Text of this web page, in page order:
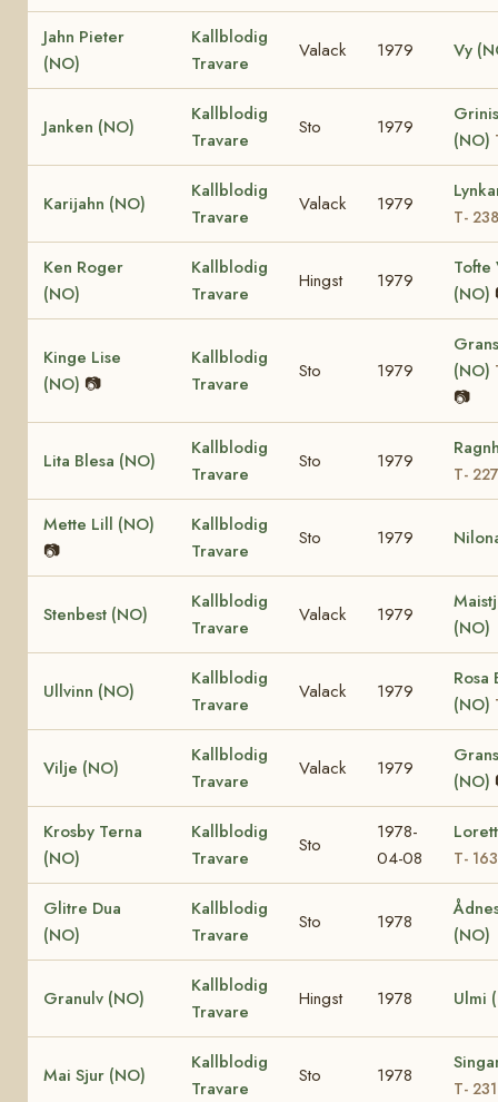
Jahn Pieter
(NO)
Kallblodig
Travare
Valack 1979 Vy
Janken (NO)
Kallblodig
Travare
Sto 1979
(NO)
Karijahn (NO)
Kallblodig
Travare
Valack 1979
T-
Ken Roger
(NO)
Kallblodig
Travare
Hingst 1979
Tofte
(NO)
Kinge Lise
(NO) 📷
Kallblodig
Travare
Sto 1979
(NO)
📷
Lita Blesa (NO)
Kallblodig
Travare
Sto 1979
T-
Mette Lill (NO)
📷
Kallblodig
Travare
Sto 1979
Stenbest (NO)
Kallblodig
Travare
Valack 1979
(NO)
Ullvinn (NO)
Kallblodig
Travare
Valack 1979
Rosa
(NO)
Vilje (NO)
Kallblodig
Travare
Valack 1979
(NO)
Krosby Terna
(NO)
Kallblodig
Travare
Sto
1978-
04-08
T-
Glitre Dua
(NO)
Kallblodig
Travare
Sto 1978
(NO)
Granulv (NO)
Kallblodig
Travare
Hingst 1978 Ulmi
Mai Sjur (NO)
Kallblodig
Travare
Sto 1978
T-